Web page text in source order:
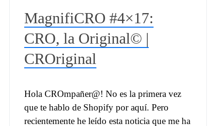
MagnifiCRO #4×17:
CRO, la Original© |
CROriginal
Hola CROmpañer@! No es la primera vez
que te hablo de Shopify por aquí. Pero
recientemente he leído esta noticia que me ha